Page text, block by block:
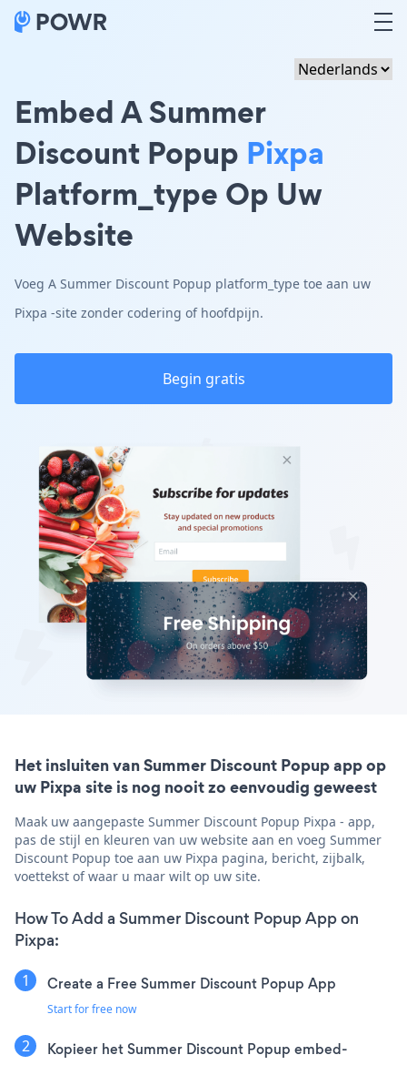
Embed A Summer
Discount Popup Pixpa
Platform_type Op Uw
Website
Voeg A Summer Discount Popup platform_type toe aan uw
Pixpa -site zonder codering of hoofdpijn.
Begin gratis
Het insluiten van Summer Discount Popup app op
uw Pixpa site is nog nooit zo eenvoudig geweest
Maak uw aangepaste Summer Discount Popup Pixpa - app,
pas de stijl en kleuren van uw website aan en voeg Summer
Discount Popup toe aan uw Pixpa pagina, bericht, zijbalk,
voettekst of waar u maar wilt op uw site.
How To Add a Summer Discount Popup App on
Pixpa:
Create a Free Summer Discount Popup App
Start for free now
Kopieer het Summer Discount Popup embed-